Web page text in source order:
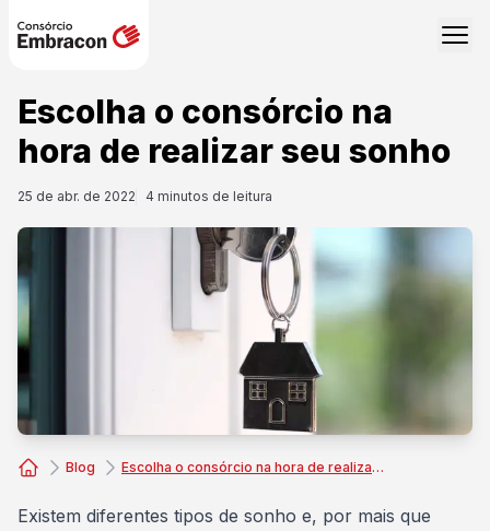
Escolha o consórcio na
hora de realizar seu sonho
25 de abr. de 2022 4 minutos de leitura
Blog Escolha o consórcio na hora de realizar seu sonho
Existem diferentes tipos de sonho e, por mais que